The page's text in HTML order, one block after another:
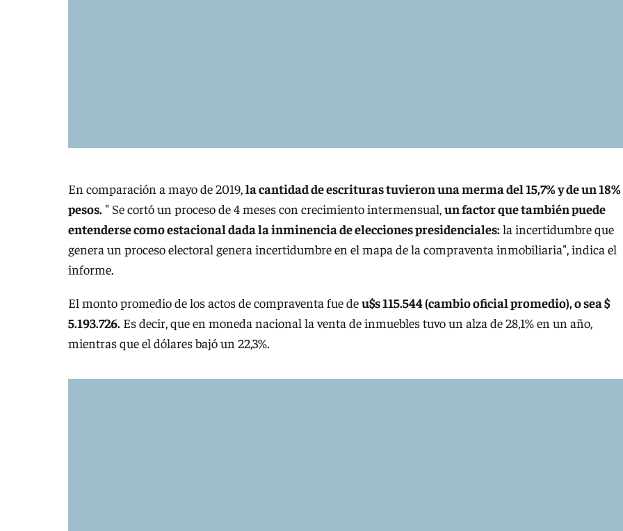
En comparación a mayo de 2019,la cantidad de escrituras tuvieron una merma del 15,7% y de un 18%
pesos. " Se cortó un proceso de 4 meses con crecimiento intermensual,un factor que también puede
entenderse como estacional dada la inminencia de elecciones presidenciales:la incertidumbre que
genera un proceso electoral genera incertidumbre en el mapa de la compraventa inmobiliaria", indica el
informe.
El monto promedio de los actos de compraventa fue deu$s 115.544 (cambio oficial promedio), o sea $
5.193.726. Es decir, que en moneda nacional la venta de inmuebles tuvo un alza de 28,1% en un año,
mientras que el dólares bajó un 22,3%.